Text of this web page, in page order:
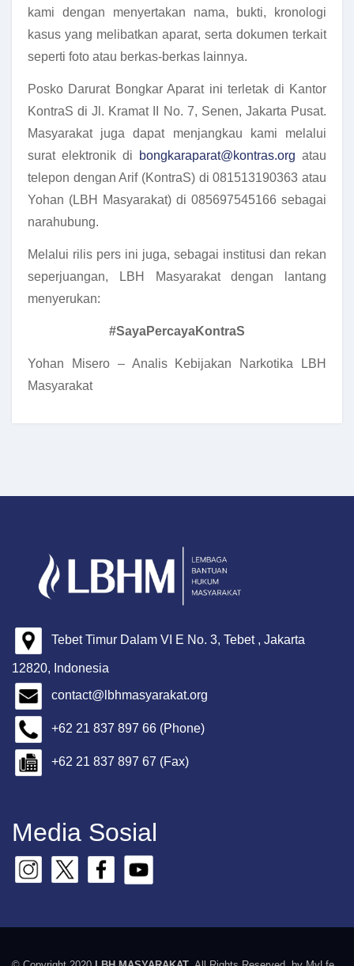
kami dengan menyertakan nama, bukti, kronologi
kasus yang melibatkan aparat, serta dokumen terkait
seperti foto atau berkas-berkas lainnya.
Posko Darurat Bongkar Aparat ini terletak di Kantor
KontraS di Jl. Kramat II No. 7, Senen, Jakarta Pusat.
Masyarakat juga dapat menjangkau kami melalui
surat elektronik di
bongkaraparat@kontras.org atau
telepon dengan Arif (KontraS) di 081513190363 atau
Yohan (LBH Masyarakat) di 085697545166 sebagai
narahubung.
Melalui rilis pers ini juga, sebagai institusi dan rekan
seperjuangan, LBH Masyarakat dengan lantang
menyerukan:
#SayaPercayaKontraS
Yohan Misero – Analis Kebijakan Narkotika LBH
Masyarakat
Tebet Timur Dalam VI E No. 3, Tebet , Jakarta
12820, Indonesia
contact@lbhmasyarakat.org
+62 21 837 897 66 (Phone)
+62 21 837 897 67 (Fax)
Media Sosial